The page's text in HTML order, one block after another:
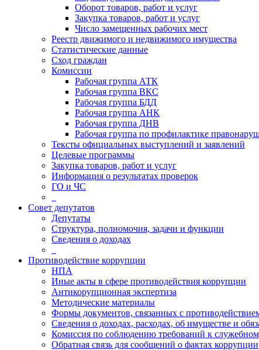
Оборот товаров, работ и услуг
Закупка товаров, работ и услуг
Число замещенных рабочих мест
Реестр движимого и недвижимого имущества
Статистические данные
Сход граждан
Комиссии
Рабочая группа АТК
Рабочая группа ВКС
Рабочая группа БДД
Рабочая группа АНК
Рабочая группа ДНВ
Рабочая группа по профилактике
Тексты официальных выступлений и заявлений
Целевые программы
Закупка товаров, работ и услуг
Информация о результатах проверок
ГО и ЧС
Совет депутатов
Депутаты
Структура, полномочия, задачи и функции
Сведения о доходах
Противодействие коррупции
НПА
Иные акты в сфере противодействия коррупции
Антикорупционная экспертиза
Методические материалы
Формы документов, связанных с
Сведения о доходах, расходах, об имуществе и
Комиссия по соблюдению требований к
Обратная связь для сообщений о фактах коррупции